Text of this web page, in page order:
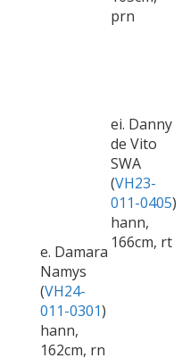
prn
e. Damara
Namys
(VH24-
011-0301)
hann,
162cm, rn
ei. Danny
de Vito
SWA
(VH23-
011-0405)
hann,
166cm, rt